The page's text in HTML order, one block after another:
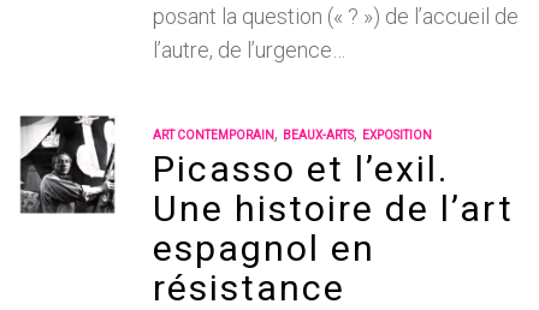
posant la question (« ? ») de l’accueil de
l’autre, de l’urgence…
ART CONTEMPORAIN , BEAUX-ARTS, EXPOSITION
Picasso et l’exil.
Une histoire de l’art
espagnol en
résistance